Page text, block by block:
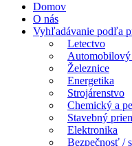
Domov
O nás
Vyhľadávanie podľa
Letectvo
Automobilový
Železnice
Energetika
Strojárenstvo
Chemický a
Stavebný
Elektronika
Bezpečnosť /